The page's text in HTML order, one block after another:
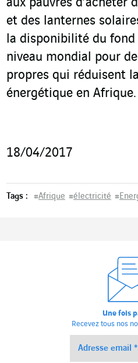
aux pauvres d’acheter
et des lanternes
la disponibilité du
niveau mondial pour
propres qui réduisent
énergétique en Afrique.
18/04/2017
Tags : #Afrique #électricité #
Une fois
Recevez tous nos